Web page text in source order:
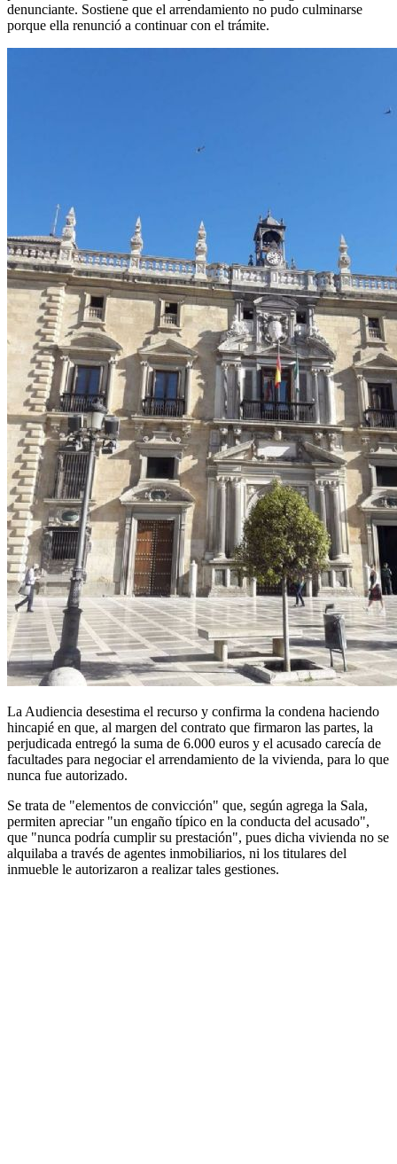
denunciante. Sostiene que el arrendamiento no pudo culminarse
porque ella renunció a continuar con el trámite.
La Audiencia desestima el recurso y confirma la condena haciendo
hincapié en que, al margen del contrato que firmaron las partes, la
perjudicada entregó la suma de 6.000 euros y el acusado carecía de
facultades para negociar el arrendamiento de la vivienda, para lo que
nunca fue autorizado.
Se trata de "elementos de convicción" que, según agrega la Sala,
permiten apreciar "un engaño típico en la conducta del acusado",
que "nunca podría cumplir su prestación", pues dicha vivienda no se
alquilaba a través de agentes inmobiliarios, ni los titulares del
inmueble le autorizaron a realizar tales gestiones.